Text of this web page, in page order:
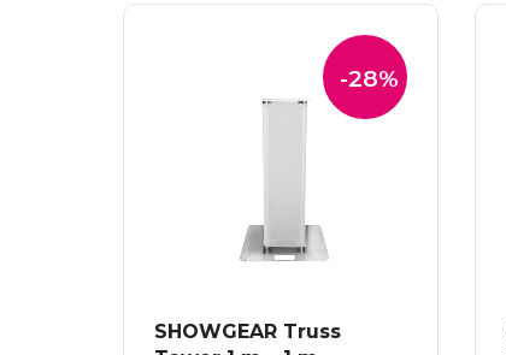
-28%
SHOWGEAR Truss